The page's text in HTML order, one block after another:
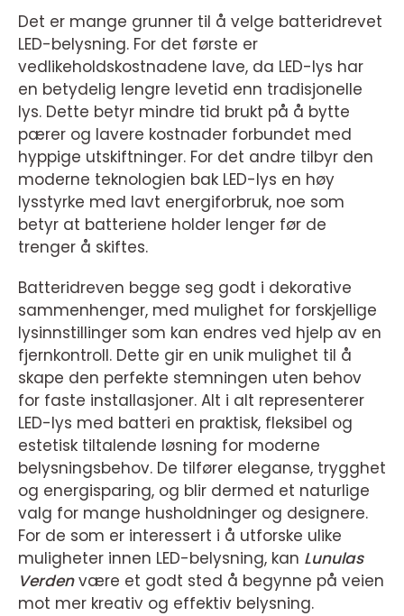
Det er mange grunner til å velge batteridrevet
LED-belysning. For det første er
vedlikeholdskostnadene lave, da LED-lys har
en betydelig lengre levetid enn tradisjonelle
lys. Dette betyr mindre tid brukt på å bytte
pærer og lavere kostnader forbundet med
hyppige utskiftninger. For det andre tilbyr den
moderne teknologien bak LED-lys en høy
lysstyrke med lavt energiforbruk, noe som
betyr at batteriene holder lenger før de
trenger å skiftes.
Batteridreven begge seg godt i dekorative
sammenhenger, med mulighet for forskjellige
lysinnstillinger som kan endres ved hjelp av en
fjernkontroll. Dette gir en unik mulighet til å
skape den perfekte stemningen uten behov
for faste installasjoner. Alt i alt representerer
LED-lys med batteri en praktisk, fleksibel og
estetisk tiltalende løsning for moderne
belysningsbehov. De tilfører eleganse, trygghet
og energisparing, og blir dermed et naturlige
valg for mange husholdninger og designere.
For de som er interessert i å utforske ulike
muligheter innen LED-belysning, kan Lunulas
Verden være et godt sted å begynne på veien
mot mer kreativ og effektiv belysning.